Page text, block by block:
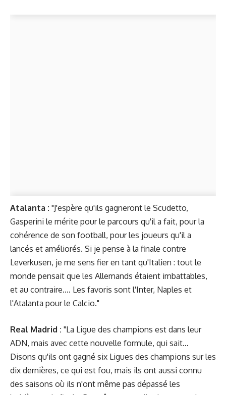
Atalanta : "J'espère qu'ils gagneront le Scudetto,
Gasperini le mérite pour le parcours qu'il a fait, pour la
cohérence de son football, pour les joueurs qu'il a
lancés et améliorés. Si je pense à la finale contre
Leverkusen, je me sens fier en tant qu'Italien : tout le
monde pensait que les Allemands étaient imbattables,
et au contraire.... Les favoris sont l'Inter, Naples et
l'Atalanta pour le Calcio."
Real Madrid : "La Ligue des champions est dans leur
ADN, mais avec cette nouvelle formule, qui sait…
Disons qu'ils ont gagné six Ligues des champions sur les
dix dernières, ce qui est fou, mais ils ont aussi connu
des saisons où ils n'ont même pas dépassé les